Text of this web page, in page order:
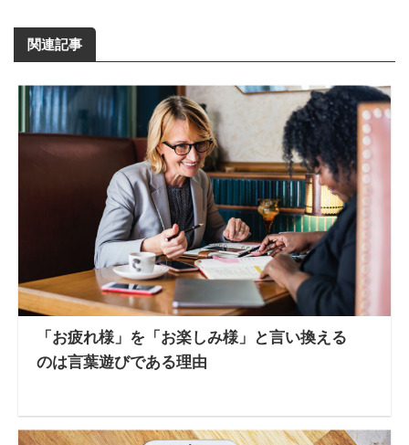
関連記事
「お疲れ様」を「お楽しみ様」と言い換える
のは言葉遊びである理由